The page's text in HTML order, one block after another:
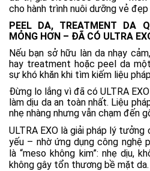
cho hành trình nuôi dưỡng vẻ
PEEL DA, TREATMENT DA
MỎNG HƠN – ĐÃ CÓ ULTRA
Nếu bạn sở hữu làn da nhạy
hay treatment hoặc peel da
sự khó khăn khi tìm kiếm liệu
Đừng lo lắng vì đã có ULTRA
làm dịu da an toàn nhất. Liệu
nhẹ nhàng nhưng vẫn chạm đến
ULTRA EXO là giải pháp lý tưởng
yếu – nhờ ứng dụng công nghệ
là “meso không kim”: nhẹ dịu,
không gây tổn thương bề mặt da.